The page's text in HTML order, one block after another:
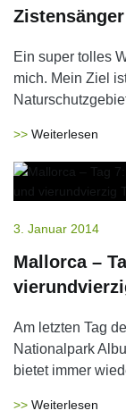
Ein super tolles
mich. Mein Ziel
Weiterlesen
3. Januar 2014
Mallorca –
Am letzten Tag
Nationalpark
bietet immer
Weiterlesen